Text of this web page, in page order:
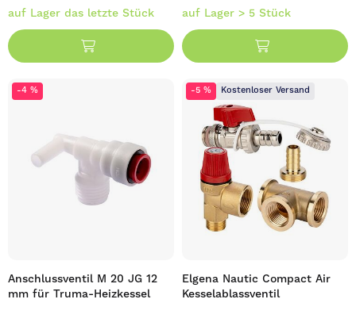
auf Lager das letzte Stück auf Lager > 5 Stück
-4 %
Anschlussventil M 20 JG 12
mm für Truma-Heizkessel
-5 % Kostenloser Versand
Elgena Nautic Compact Air
Kesselablassventil